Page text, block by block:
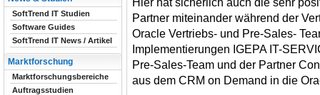
Partner miteinander während der
Oracle Vertriebs- und Pre-Sales-
Implementierungen IGEPA IT-
Pre-Sales-Team und der Partner
aus dem CRM on Demand in die
SoftTrend IT Studien
Software Guides
SoftTrend IT News / Artikel
Marktforschung
Marktforschungsbereiche
Auftragsstudien